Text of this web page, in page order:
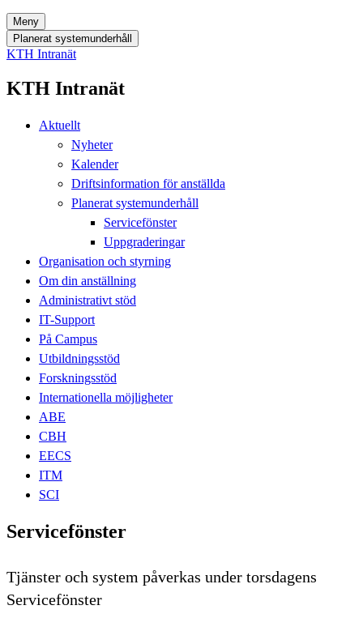
Meny
Planerat systemunderhåll
KTH Intranät
KTH Intranät
Aktuellt
Nyheter
Kalender
Driftsinformation för anställda
Planerat systemunderhåll
Servicefönster
Uppgraderingar
Organisation och styrning
Om din anställning
Administrativt stöd
IT-Support
På Campus
Utbildningsstöd
Forskningsstöd
Internationella möjligheter
ABE
CBH
EECS
ITM
SCI
Servicefönster
Tjänster och system påverkas under torsdagens
Servicefönster